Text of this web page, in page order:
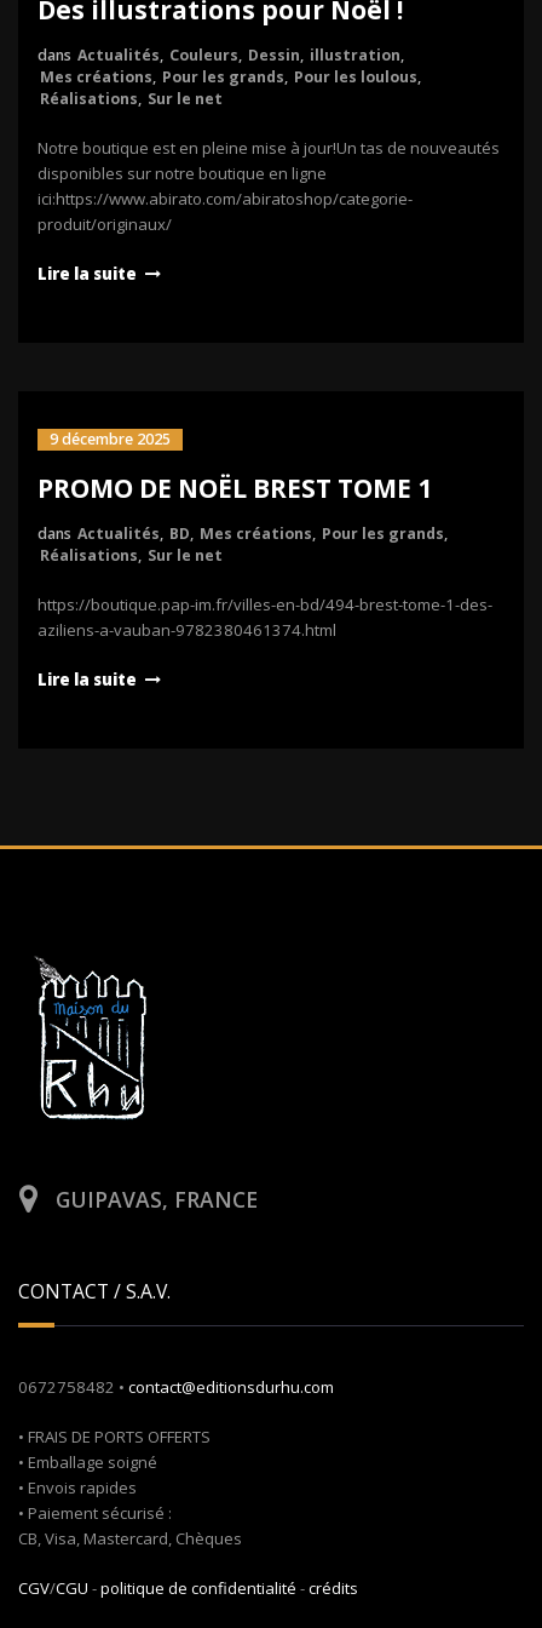
Des illustrations pour Noël !
dans Actualités, Couleurs, Dessin, illustration,
Mes créations, Pour les grands, Pour les loulous,
Réalisations, Sur le net
Notre boutique est en pleine mise à jour!Un tas de nouveautés
disponibles sur notre boutique en ligne
ici:https://www.abirato.com/abiratoshop/categorie-
produit/originaux/
Lire la suite
9 décembre 2025
PROMO DE NOËL BREST TOME 1
dans Actualités, BD, Mes créations, Pour les grands,
Réalisations, Sur le net
https://boutique.pap-im.fr/villes-en-bd/494-brest-tome-1-des-
aziliens-a-vauban-9782380461374.html
Lire la suite
GUIPAVAS, FRANCE
CONTACT / S.A.V.
0672758482 • contact@editionsdurhu.com
• FRAIS DE PORTS OFFERTS
• Emballage soigné
• Envois rapides
• Paiement sécurisé :
CB, Visa, Mastercard, Chèques
CGV/CGU -politique de confidentialité -crédits